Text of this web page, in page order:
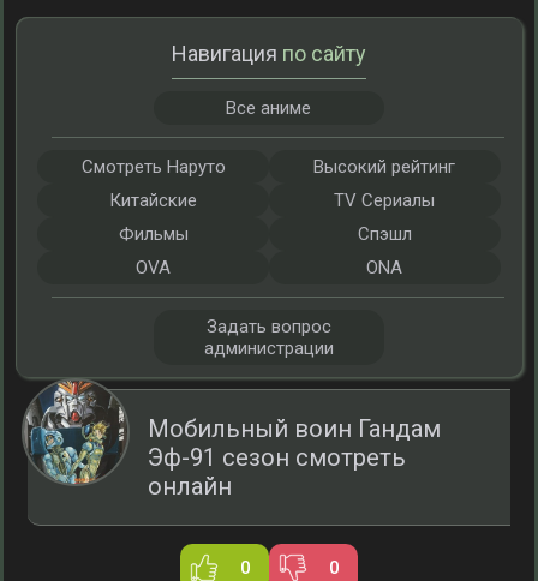
Мобильный воин Гандам
Эф-91 сезон смотреть
онлайн
0 0
Навигация по сайту
Все аниме
Смотреть Наруто
Высокий рейтинг
Китайские
TV Сериалы
Фильмы
Спэшл
OVA
ONA
Задать вопрос
администрации